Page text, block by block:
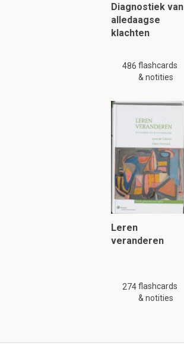
Diagnostiek van
alledaagse
klachten
486 flashcards
& notities
Leren
veranderen
274flashcards
& notities